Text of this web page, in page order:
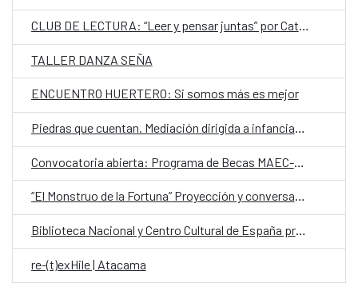
CLUB DE LECTURA: “Leer y pensar juntas” por Catáloga Colectiva
TALLER DANZA SEÑA
ENCUENTRO HUERTERO: Si somos más es mejor
Piedras que cuentan. Mediación dirigida a infancias, jóvenes y cudadoras
Convocatoria abierta: Programa de Becas MAEC-AECID 2025–2026 para jóvenes españoles
“El Monstruo de la Fortuna” Proyección y conversatorio
Biblioteca Nacional y Centro Cultural de España presentan conferencia sobre la voz de Gabriela Mistral en repertorios digitales
re-(t)exHile | Atacama